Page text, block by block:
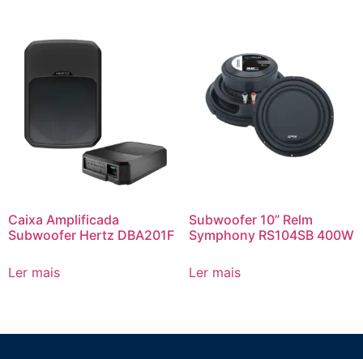
Caixa Amplificada
Subwoofer Hertz DBA201F
Ler mais
Subwoofer 10” Relm
Symphony RS104SB 400W
Ler mais